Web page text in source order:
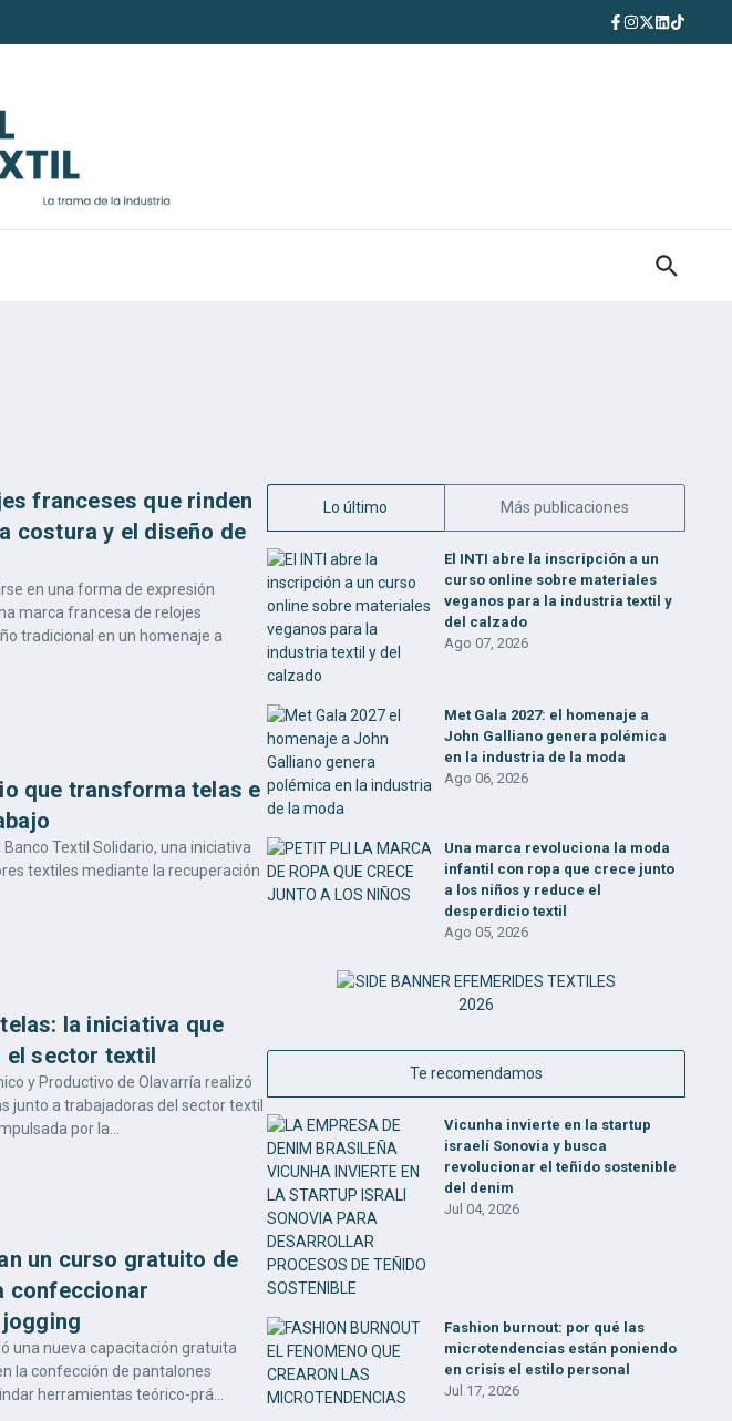
franceses que rinden
costura y el diseño de
en una forma de expresión
marca francesa de relojes
tradicional en un homenaje a
que transforma telas e
Banco Textil Solidario, una iniciativa
textiles mediante la recuperación
la iniciativa que
el sector textil
y Productivo de Olavarría realizó
junto a trabajadoras del sector textil
por la...
un curso gratuito de
confeccionar
una nueva capacitación gratuita
la confección de pantalones
herramientas teórico-prá...
Lo último Más publicaciones
El INTI abre la inscripción a un
curso online sobre materiales
veganos para la industria textil y
del calzado
Ago 07, 2026
Met Gala 2027: el homenaje a
John Galliano genera polémica
en la industria de la moda
Ago 06, 2026
Una marca revoluciona la moda
infantil con ropa que crece junto
a los niños y reduce el
desperdicio textil
Ago 05, 2026
Te recomendamos
Vicunha invierte en la startup
israelí Sonovia y busca
revolucionar el teñido sostenible
del denim
Jul 04, 2026
Fashion burnout: por qué las
microtendencias están poniendo
en crisis el estilo personal
Jul 17, 2026